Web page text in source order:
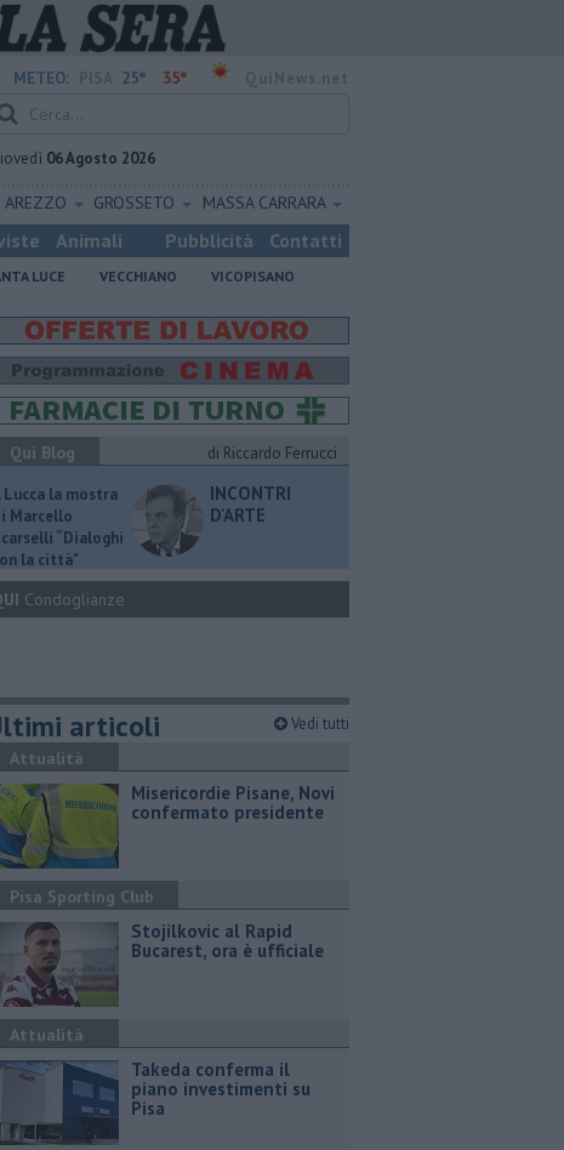
METEO: 25° 35°
06 Agosto 2026
AREZZO GROSSETO MASSA CARRARA
Animali Pubblicità Contatti
LUCE VECCHIANO VICOPISANO
Qui Blog
di Riccardo Ferrucci
Lucca la mostra
Marcello
“Dialoghi
la città"
INCONTRI
D'ARTE
Condoglianze
articoli Vedi tutti
Attualità
Misericordie Pisane, Novi
confermato presidente
Pisa Sporting Club
Stojilkovic al Rapid
Bucarest, ora è ufficiale
Attualità
Takeda conferma il
piano investimenti su
Pisa